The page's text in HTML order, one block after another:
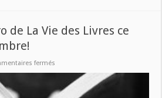
de La Vie des Livres ce
fermés
numéro
La